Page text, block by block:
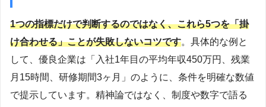
1つの指標だけで判断するのではなく、これら5つを「掛
け合わせる」ことが失敗しないコツです。具体的な例と
して、優良企業は「入社1年目の平均年収450万円、残業
月15時間、研修期間3ヶ月」のように、条件を明確な数値
で提示しています。精神論ではなく、制度や数字で語る